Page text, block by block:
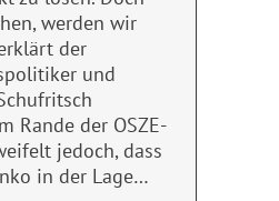
werden wir
der
und
Rande der OSZE-
jedoch, dass
in der Lage…